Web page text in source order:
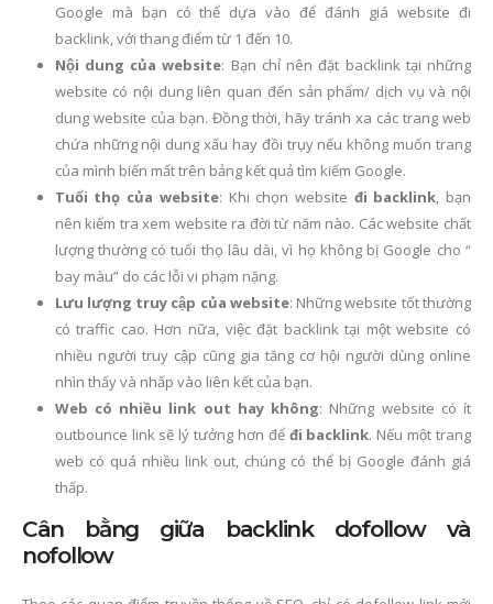
Google mà bạn có thể dựa vào để đánh giá website đi
backlink, với thang điểm từ 1 đến 10.
Nội dung của website: Bạn chỉ nên đặt backlink tại những
website có nội dung liên quan đến sản phẩm/ dịch vụ và nội
dung website của bạn. Đồng thời, hãy tránh xa các trang web
chứa những nội dung xấu hay đồi trụy nếu không muốn trang
của mình biến mất trên bảng kết quả tìm kiếm Google.
Tuổi thọ của website: Khi chọn website đi backlink , bạn
nên kiểm tra xem website ra đời từ năm nào. Các website chất
lượng thường có tuổi thọ lâu dài, vì họ không bị Google cho “
bay màu” do các lỗi vi phạm nặng.
Lưu lượng truy cập của website: Những website tốt thường
có traffic cao. Hơn nữa, việc đặt backlink tại một website có
nhiều người truy cập cũng gia tăng cơ hội người dùng online
nhìn thấy và nhấp vào liên kết của bạn.
Web có nhiều link out hay không: Những website có ít
outbounce link sẽ lý tưởng hơn để đi backlink. Nếu một trang
web có quá nhiều link out, chúng có thể bị Google đánh giá
thấp.
Cân bằng giữa backlink dofollow và
nofollow